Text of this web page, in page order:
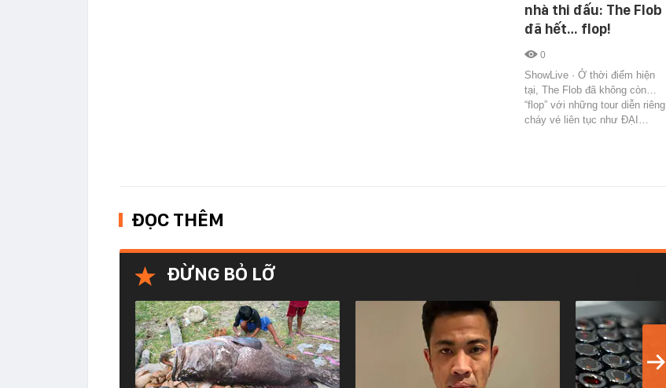
nhà thi đấu: The Flob
đã hết… flop!
0
ShowLive · Ở thời điểm hiện
tại, The Flob đã không còn…
“flop” với những tour diễn riêng
cháy vé liên tục như ĐẠI…
ĐỌC THÊM
ĐỪNG BỎ LỠ